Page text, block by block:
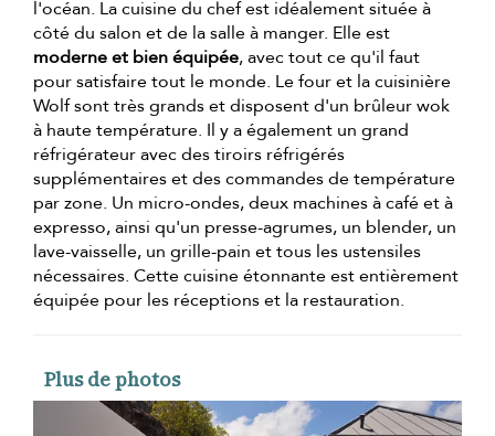
l'océan. La cuisine du chef est idéalement située à
côté du salon et de la salle à manger. Elle est
moderne et bien équipée, avec tout ce qu'il faut
pour satisfaire tout le monde. Le four et la cuisinière
Wolf sont très grands et disposent d'un brûleur wok
à haute température. Il y a également un grand
réfrigérateur avec des tiroirs réfrigérés
supplémentaires et des commandes de température
par zone. Un micro-ondes, deux machines à café et à
expresso, ainsi qu'un presse-agrumes, un blender, un
lave-vaisselle, un grille-pain et tous les ustensiles
nécessaires. Cette cuisine étonnante est entièrement
équipée pour les réceptions et la restauration.
Plus de photos